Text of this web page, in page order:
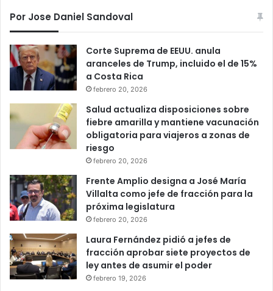
Por Jose Daniel Sandoval
Corte Suprema de EEUU. anula
aranceles de Trump, incluido el de 15%
a Costa Rica
febrero 20, 2026
Salud actualiza disposiciones sobre
fiebre amarilla y mantiene vacunación
obligatoria para viajeros a zonas de
riesgo
febrero 20, 2026
Frente Amplio designa a José María
Villalta como jefe de fracción para la
próxima legislatura
febrero 20, 2026
Laura Fernández pidió a jefes de
fracción aprobar siete proyectos de
ley antes de asumir el poder
febrero 19, 2026